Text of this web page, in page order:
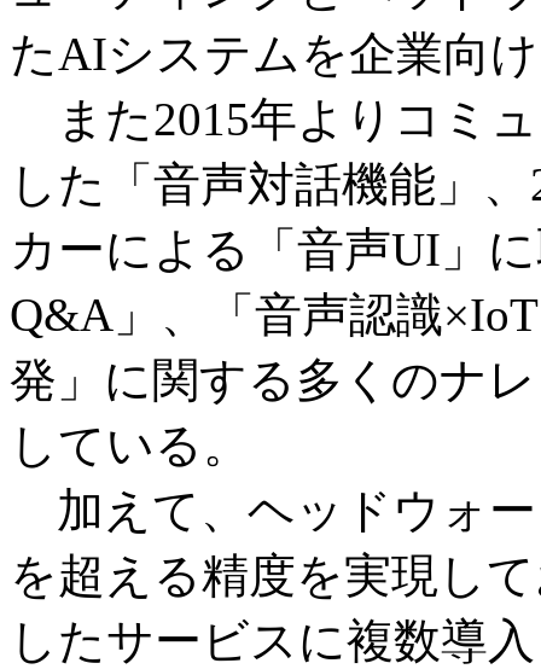
たAIシステムを企業向
また2015年よりコミ
した「音声対話機能」
カーによる「音声UI」
Q&A」、「音声認識
発」に関する多くのナ
している。
加えて、ヘッドウォー
を超える精度を実現し
したサービスに複数導